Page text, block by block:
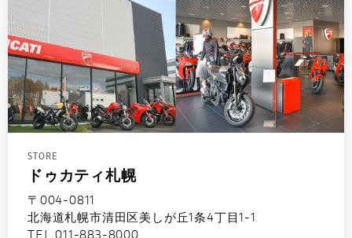
STORE
ドゥカティ札幌
〒004-0811
北海道札幌市清田区美しが丘1条4丁目1-1
TEL.011-883-8000